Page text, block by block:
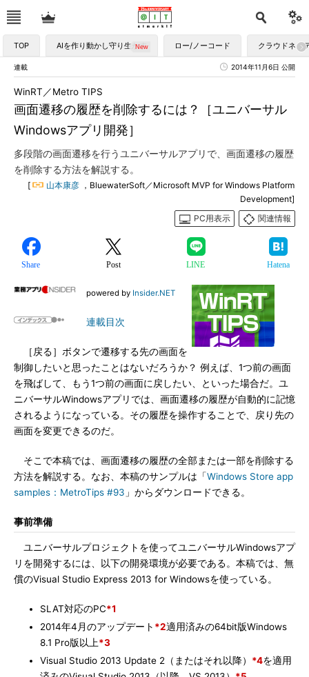
TOP AIを作り動かし守り生かす ロー/ノーコード クラウドネイ
連載 2014年11月6日 公開
画面遷移の履歴を削除するには？［ユニバーサル
Windowsアプリ開発］
WinRT／Metro TIPS
多段階の画面遷移を行うユニバーサルアプリで、画面遷移の履歴
を削除する方法を解説する。
[ 山本康彦 ，BluewaterSoft／Microsoft MVP for Windows Platform
Development]
PC用表示
関連情報
Share Post LINE Hatena
powered by Insider.NET
連載目次
［戻る］ボタンで遷移する先の画面を
制御したいと思ったことはないだろうか？ 例えば、1つ前の画面
を飛ばして、もう1つ前の画面に戻したい、といった場合だ。ユ
ニバーサルWindowsアプリでは、画面遷移の履歴が自動的に記憶
されるようになっている。その履歴を操作することで、戻り先の
画面を変更できるのだ。
そこで本稿では、画面遷移の履歴の全部または一部を削除する
方法を解説する。なお、本稿のサンプルは「Windows Store app
samples：MetroTips #93 」からダウンロードできる。
事前準備
ユニバーサルプロジェクトを使ってユニバーサルWindowsアプ
リを開発するには、以下の開発環境が必要である。本稿では、無
償のVisual Studio Express 2013 for Windowsを使っている。
SLAT対応のPC*1
2014年4月のアップデート *2適用済みの64bit版Windows
8.1 Pro版以上*3
Visual Studio 2013 Update 2（またはそれ以降） *4を適用